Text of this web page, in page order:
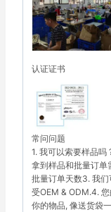
认证证书
常问问题
1. 我可以索要样品
拿到样品和批量订单
批量订单天数3. 我
受OEM & ODM.4.
你的物品, 像送货袋